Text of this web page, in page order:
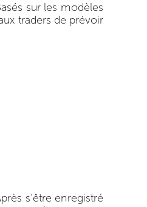
sur les modèles
traders de prévoir
s’être enregistré